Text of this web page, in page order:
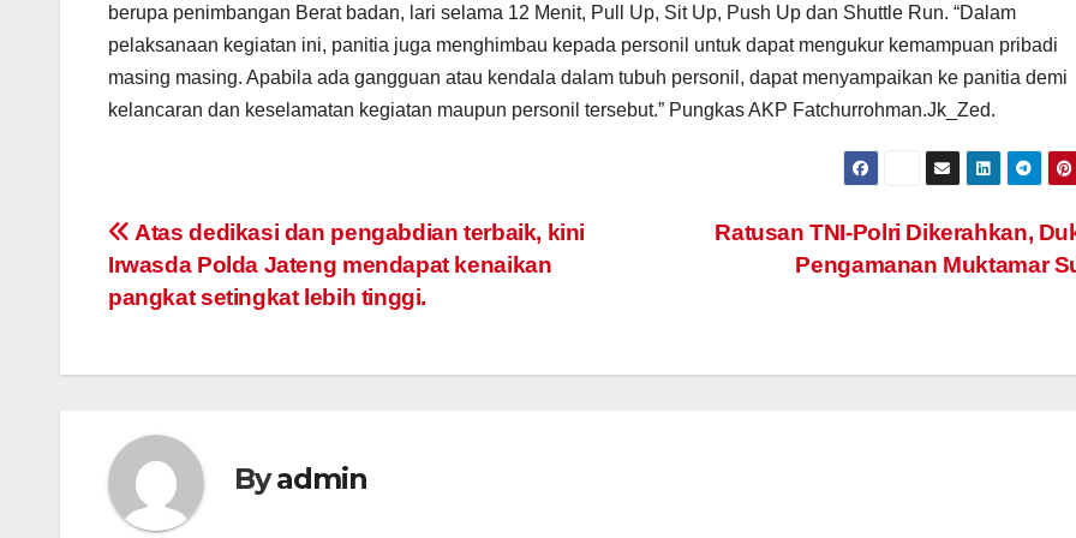
berupa penimbangan Berat badan, lari selama 12 Menit, Pull Up, Sit Up, Push Up dan Shuttle Run. “Dalam
pelaksanaan kegiatan ini, panitia juga menghimbau kepada personil untuk dapat mengukur kemampuan pribadi
masing masing. Apabila ada gangguan atau kendala dalam tubuh personil, dapat menyampaikan ke panitia demi
kelancaran dan keselamatan kegiatan maupun personil tersebut.” Pungkas AKP Fatchurrohman.Jk_Zed.
Post
navigation
Ratusan TNI-Polri Dikerahkan,
Pengamanan Muktamar
Atas dedikasi dan pengabdian terbaik, kini
Irwasda Polda Jateng mendapat kenaikan
pangkat setingkat lebih tinggi.
Byadmin